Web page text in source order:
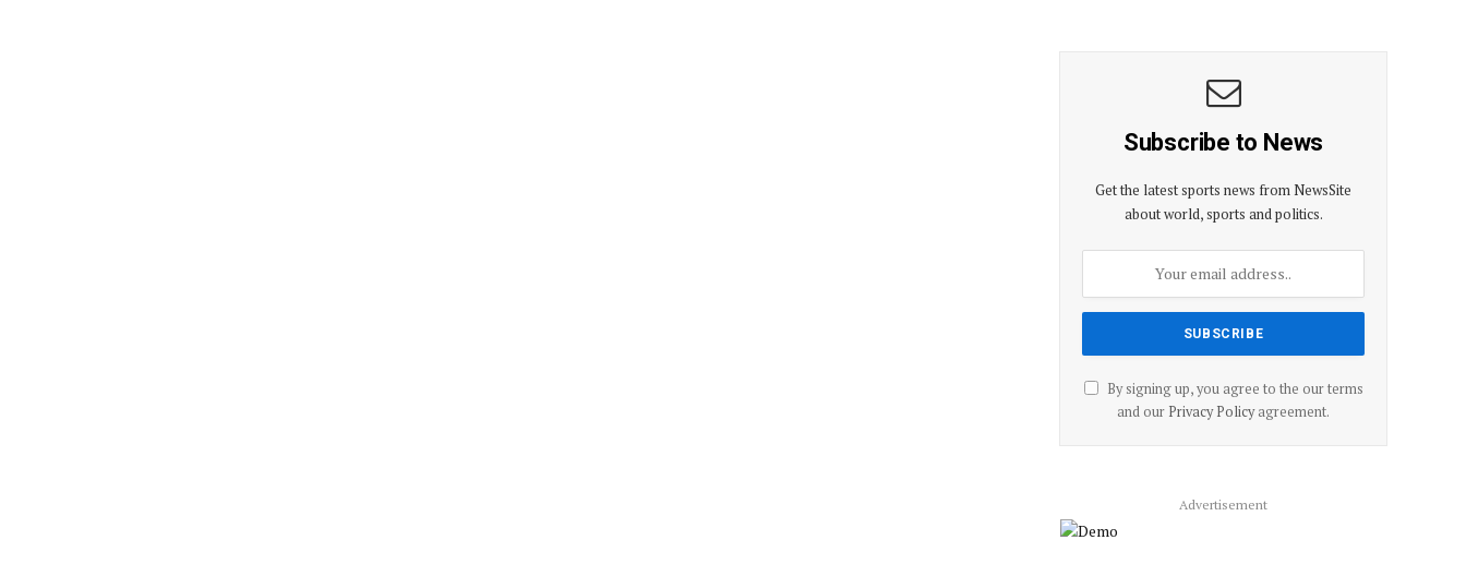
Subscribe to News
Get the latest sports news from NewsSite
about world, sports and politics.
By signing up, you agree to the our terms
and our Privacy Policyagreement.
Advertisement